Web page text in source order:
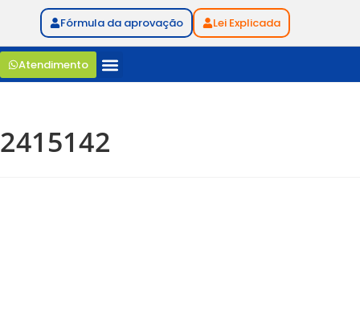
Fórmula da aprovação Lei Explicada
Atendimento
2415142